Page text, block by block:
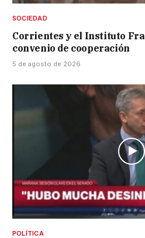
SOCIEDAD
Corrientes y el Instituto
convenio de cooperación
5 de agosto de 2026
POLÍTICA